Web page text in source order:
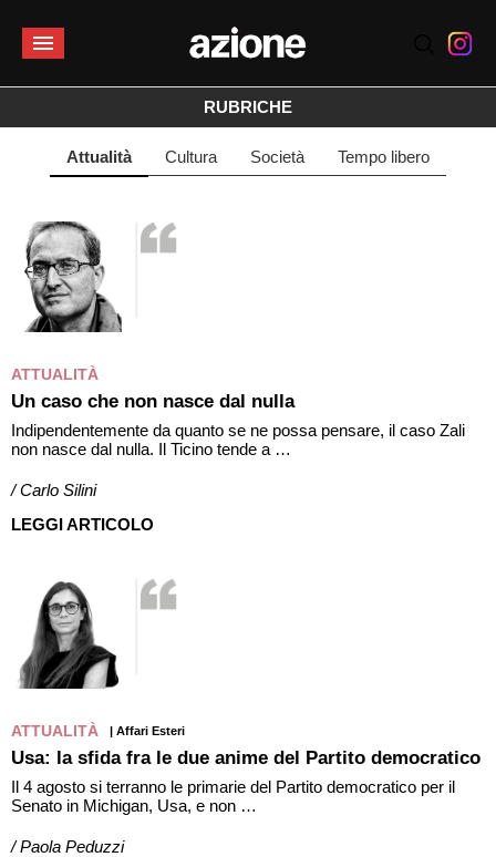
RUBRICHE
attualità cultura società tempo libero
ATTUALITÀ
Un caso che non nasce dal nulla
Indipendentemente da quanto se ne possa pensare, il caso Zali
non nasce dal nulla. Il Ticino tende a …
/ Carlo Silini
LEGGI ARTICOLO
ATTUALITÀ | Affari Esteri
Usa: la sfida fra le due anime del Partito democratico
Il 4 agosto si terranno le primarie del Partito democratico per il
Senato in Michigan, Usa, e non …
/ Paola Peduzzi